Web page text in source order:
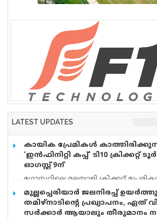
വെടിവെപ്പ്, 9 പേർക്ക് പരിക്ക്
LATEST UPDATES
കായിക പ്രേമികള്‍ കാത്തിരിക്കുന്ന
‘ഇന്‍ഫിനിറ്റി കപ്പ്’ ടി10 ക്രിക്കറ്റ്
ഓഗസ്റ്റ് 9ന്
ഗ്ലോസ്റ്ററിലെ മലയാളി ക്രിക്കറ്റ്
ആവേശമുണര്‍ത്തുന്ന ‘ഇന്‍ഫിനിറ്റി
ടി10 ക്രിക്കറ്റ് ടൂര്‍ണമെന്റ് ഓഗസ്റ്റ് 9-ന്
ക്രിക്കറ്റ് ഗ്രൗണ്ടില്‍ നടക്കും.
മുല്ലപ്പെരിയാർ ജലനിരപ്പ്
തമിഴ്നാടിന്റെ പ്രഖ്യാപനം, ഏത്
സർക്കാർ ആയാലും തീരുമാനം